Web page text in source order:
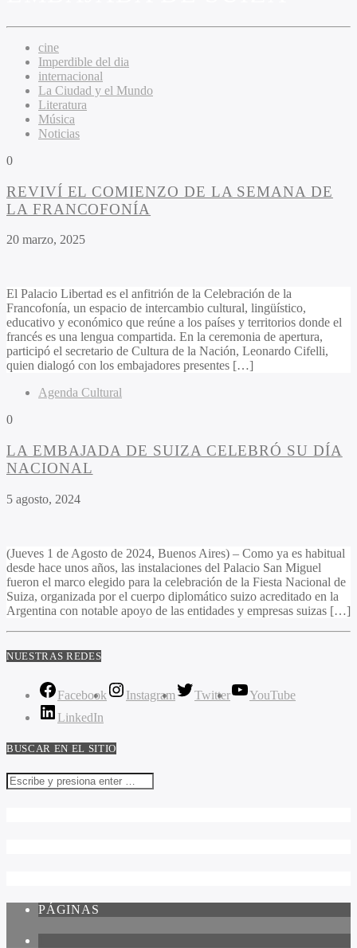
cine
Imperdible del dia
internacional
La Ciudad y el Mundo
Literatura
Música
Noticias
0
REVIVÍ EL COMIENZO DE LA SEMANA DE
LA FRANCOFONÍA
20 marzo, 2025
El Palacio Libertad es el anfitrión de la Celebración de la
Francofonía, un espacio de intercambio cultural, lingüístico,
educativo y económico que reúne a los países y territorios donde el
francés es una lengua compartida. En la ceremonia de apertura,
participó el secretario de Cultura de la Nación, Leonardo Cifelli,
quien dialogó con los embajadores presentes […]
Agenda Cultural
0
LA EMBAJADA DE SUIZA CELEBRÓ SU DÍA
NACIONAL
5 agosto, 2024
(Jueves 1 de Agosto de 2024, Buenos Aires) – Como ya es habitual
desde hace unos años, las instalaciones del Palacio San Miguel
fueron el marco elegido para la celebración de la Fiesta Nacional de
Suiza, organizada por el cuerpo diplomático suizo acreditado en la
Argentina con notable apoyo de las entidades y empresas suizas […]
NUESTRAS REDES
Facebook Instagram Twitter
YouTube
LinkedIn
BUSCAR EN EL SITIO
PÁGINAS